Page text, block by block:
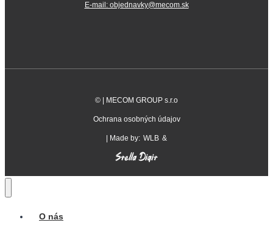
E-mail: objednavky@mecom.sk
© | MECOM GROUP s.r.o
Ochrana osobných údajov
| Made by: WLB &
O nás